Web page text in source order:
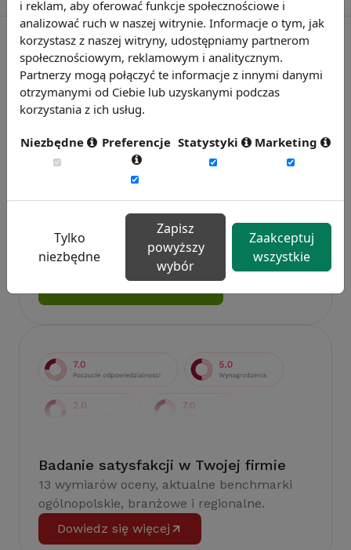
Zmierz 59 wskaźników efektywności
personalnej, w tym absencję, fluktuację i
efektywność pracy.
Badanie satysfakcji w Twojej firmie
13 wymiarów oceny, aktualne benchmarki
ogólnopolskie, branżowe i regionalne.
Dowiedz się więcej
i reklam, aby oferować funkcje społecznościowe i
analizować ruch w naszej witrynie. Informacje o tym, jak
korzystasz z naszej witryny, udostępniamy partnerom
społecznościowym, reklamowym i analitycznym.
Partnerzy mogą połączyć te informacje z innymi danymi
otrzymanymi od Ciebie lub uzyskanymi podczas
korzystania z ich usług.
Niezbędne Preferencje Statystyki Marketing
Tylko
niezbędne
Zapisz
powyższy
wybór
Zaakceptuj
wszystkie